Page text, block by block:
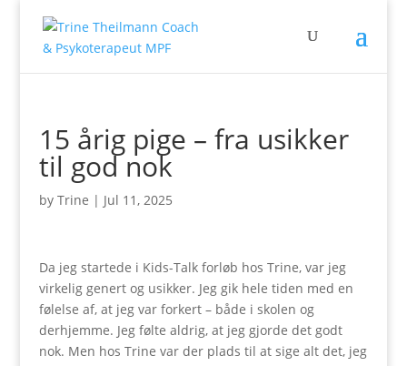
15 årig pige – fra usikker
til god nok
by Trine | Jul 11, 2025
Da jeg startede i Kids-Talk forløb hos Trine, var jeg
virkelig genert og usikker. Jeg gik hele tiden med en
følelse af, at jeg var forkert – både i skolen og
derhjemme. Jeg følte aldrig, at jeg gjorde det godt
nok. Men hos Trine var der plads til at sige alt det, jeg